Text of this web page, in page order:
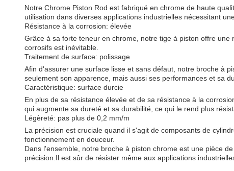
Notre Chrome Piston Rod est fabriqué en chrome de haute
utilisation dans diverses applications industrielles nécessitant
Résistance à la corrosion: élevée
Grâce à sa forte teneur en chrome, notre tige à piston offre
corrosifs est inévitable.
Traitement de surface: polissage
Afin d'assurer une surface lisse et sans défaut, notre broche à
seulement son apparence, mais aussi ses performances et sa
Caractéristique: surface durcie
En plus de sa résistance élevée et de sa résistance à la
qui augmente sa dureté et sa durabilité, ce qui le rend plus
Légèreté: pas plus de 0,2 mm/m
La précision est cruciale quand il s'agit de composants de
fonctionnement en douceur.
Dans l'ensemble, notre broche à piston chrome est une pièce
précision.Il est sûr de résister même aux applications